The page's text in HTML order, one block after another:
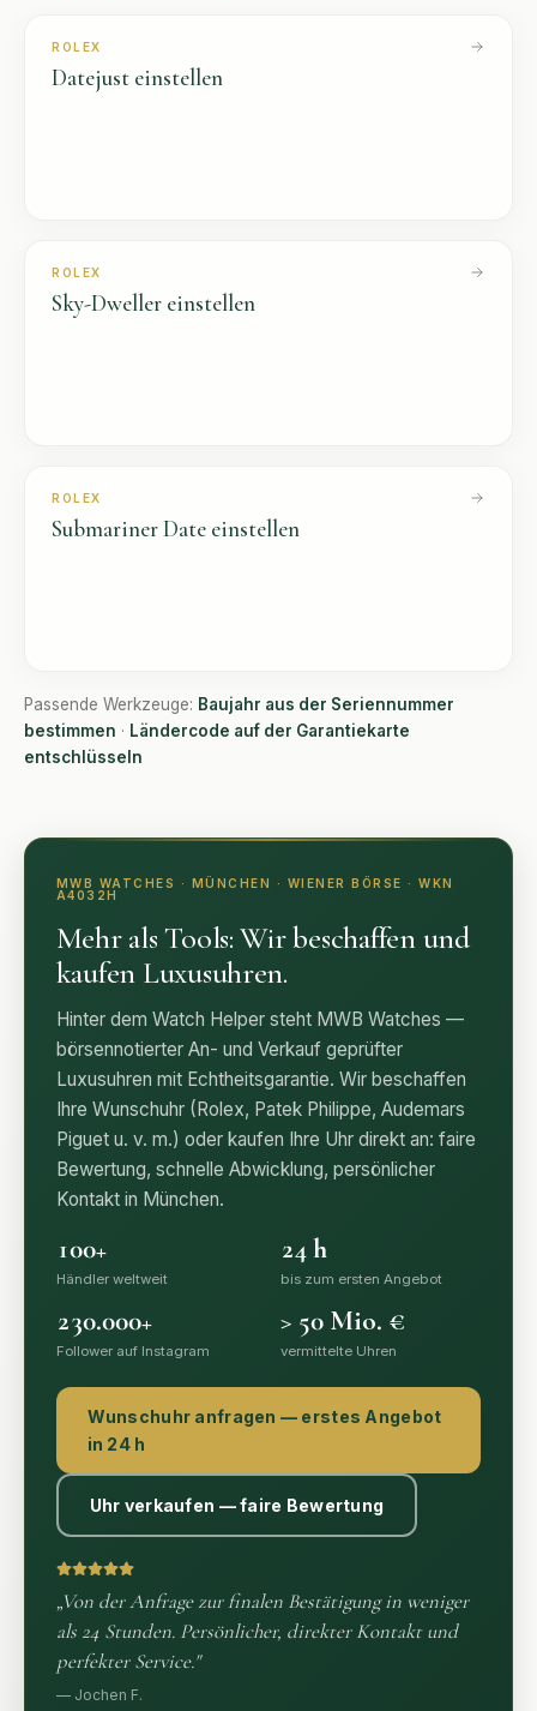
ROLEX
Datejust einstellen
ROLEX
Sky-Dweller einstellen
ROLEX
Submariner Date einstellen
Passende Werkzeuge: Baujahr aus der Seriennummer
bestimmen · Ländercode auf der Garantiekarte
entschlüsseln
MWB WATCHES · MÜNCHEN · WIENER BÖRSE · WKN
A4032H
Mehr als Tools: Wir beschaffen und
kaufen Luxusuhren.
Hinter dem Watch Helper steht MWB Watches —
börsennotierter An- und Verkauf geprüfter
Luxusuhren mit Echtheitsgarantie. Wir beschaffen
Ihre Wunschuhr (Rolex, Patek Philippe, Audemars
Piguet u. v. m.) oder kaufen Ihre Uhr direkt an: faire
Bewertung, schnelle Abwicklung, persönlicher
Kontakt in München.
Händler weltweit
100+
Händler weltweit
bis zum ersten Angebot
24h
bis zum ersten Angebot
Follower auf Instagram
230.000+
Follower auf Instagram
vermittelte Uhren
> 50 Mio. €
vermittelte Uhren
Wunschuhr anfragen — erstes Angebot
in 24 h
Uhr verkaufen — faire Bewertung
„Von der Anfrage zur finalen Bestätigung in weniger
als 24 Stunden. Persönlicher, direkter Kontakt und
perfekter Service."
— Jochen F.